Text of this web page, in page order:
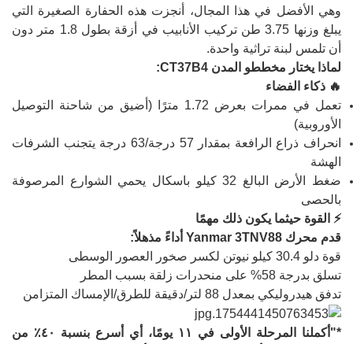
وهي الأفضل في هذا المجال، أنجزت هذه الحفارة الصغيرة التي
يبلغ وزنها 3.75 طن تركيب الأنابيب في أزقة بطول 1.8 متر دون
أن تلمس لبنة تراثية واحدة.
لماذا يختار مخططو المدن CT37B4:
🔥 ذكاء الفضاء
تعمل في ممرات بعرض 1.72 مترًا (أضيق من شاحنة التوصيل
الأوروبية)
انحراف ذراع الرافعة بمقدار 57 درجة/63 درجة يتجنب الشرفات
الهشة
ضغط الأرض البالغ 32 كيلو باسكال يحمي الشوارع المرصوفة
بالحصى
⚡ القوة حيثما يكون ذلك مهمًا
قدم محرك Yanmar 3TNV88 أداءً مذهلاً:
قوة دلو 30.4 كيلو نيوتن لكسر صخور العصور الوسطى
تسلق بدرجة 58% على منحدرات زلقة بسبب المطر
تدفق هيدروليكي بمعدل 88 لتر/دقيقة للطرق/الإمساك المتزامن
*"أكملنا المرحلة الأولى في ١١ يومًا، أي أسرع بنسبة ٤٠٪ من